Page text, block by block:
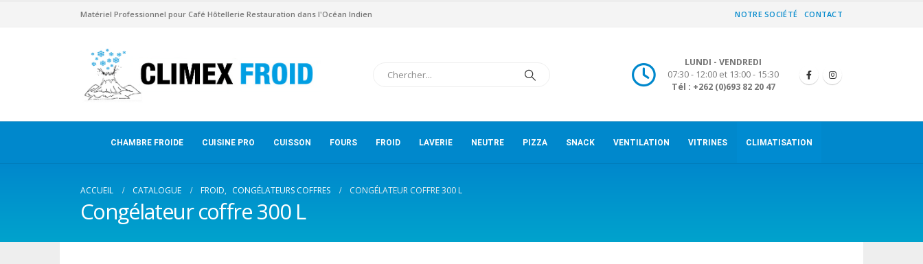
Matériel Professionnel pour Café Hôtellerie Restauration dans l'Océan Indien NOTRE SOCIÉTÉ CONTACT
LUNDI - VENDREDI
07:30 - 12:00 et 13:00 - 15:30
Tél : +262 (0)693 82 20 47
CHAMBRE FROIDE CUISINE PRO CUISSON FOURS FROID LAVERIE NEUTRE PIZZA SNACK VENTILATION VITRINES CLIMATISATION
ACCUEIL CATALOGUE FROID, CONGÉLATEURS COFFRES CONGÉLATEUR COFFRE 300 L
Congélateur coffre 300 L